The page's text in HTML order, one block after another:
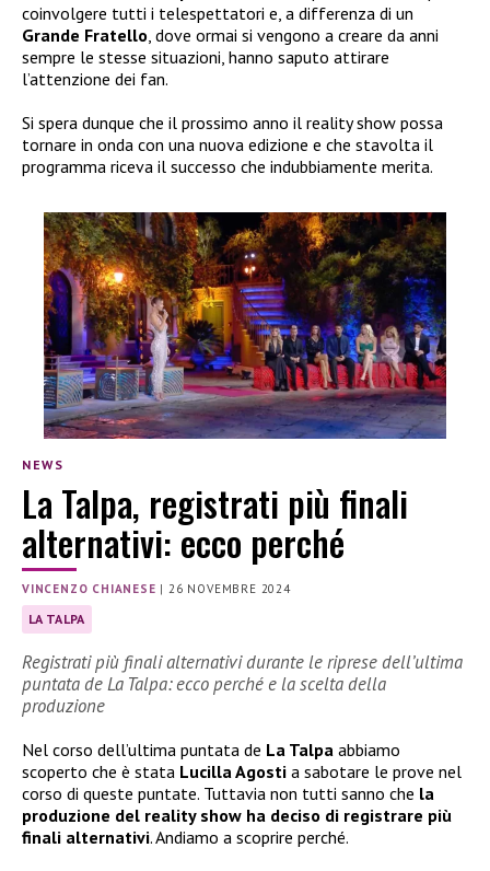
coinvolgere tutti i telespettatori e, a differenza di un
Grande Fratello, dove ormai si vengono a creare da anni
sempre le stesse situazioni, hanno saputo attirare
l’attenzione dei fan.
Si spera dunque che il prossimo anno il reality show possa
tornare in onda con una nuova edizione e che stavolta il
programma riceva il successo che indubbiamente merita.
NEWS
La Talpa, registrati più finali
alternativi: ecco perché
VINCENZO CHIANESE | 26 NOVEMBRE 2024
LA TALPA
Registrati più finali alternativi durante le riprese dell’ultima
puntata de La Talpa: ecco perché e la scelta della
produzione
Nel corso dell’ultima puntata de La Talpa abbiamo
scoperto che è stata Lucilla Agosti a sabotare le prove nel
corso di queste puntate. Tuttavia non tutti sanno che la
produzione del reality show ha deciso di registrare più
finali alternativi. Andiamo a scoprire perché.